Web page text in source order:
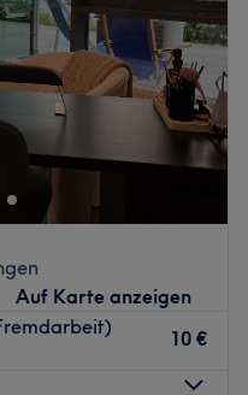
Auf Karte anzeigen
10 €